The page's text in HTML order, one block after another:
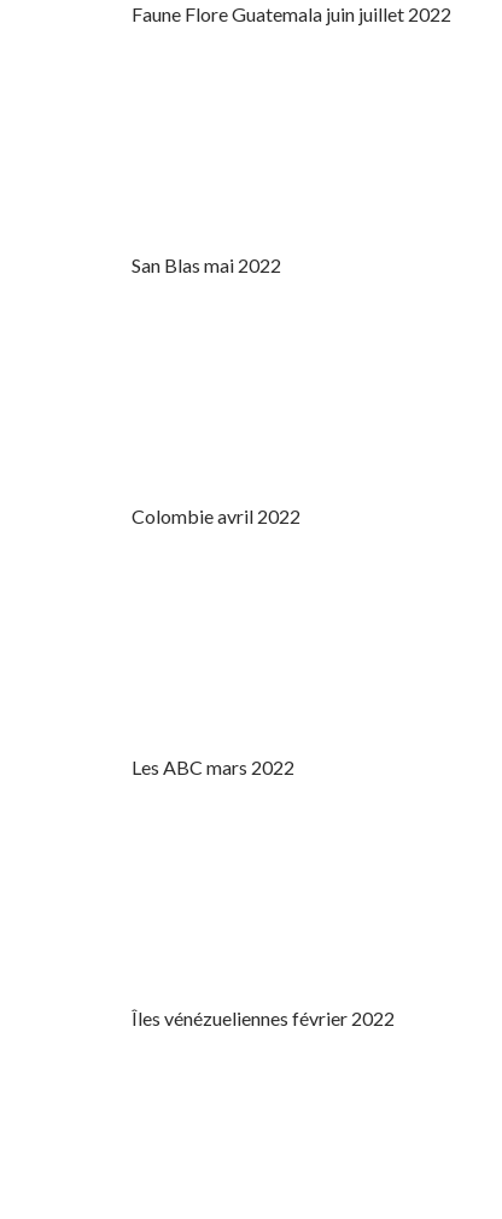
Faune Flore Guatemala juin juillet 2022
San Blas mai 2022
Colombie avril 2022
Les ABC mars 2022
Îles vénézueliennes février 2022